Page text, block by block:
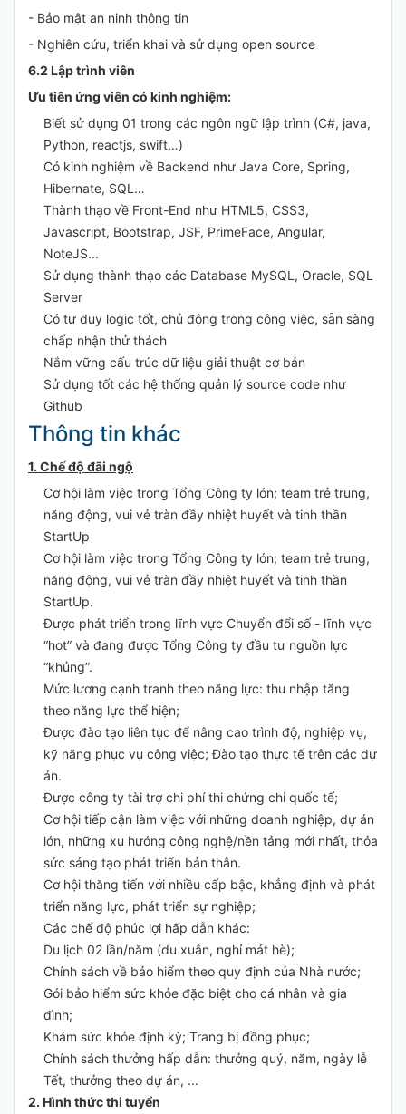
- Bảo mật an ninh thông tin
- Nghiên cứu, triển khai và sử dụng open source
6.2 Lập trình viên
Ưu tiên ứng viên có kinh nghiệm:
Biết sử dụng 01 trong các ngôn ngữ lập trình (C#, java,
Python, reactjs, swift…)
Có kinh nghiệm về Backend như Java Core, Spring,
Hibernate, SQL…
Thành thạo về Front-End như HTML5, CSS3,
Javascript, Bootstrap, JSF, PrimeFace, Angular,
NoteJS...
Sử dụng thành thạo các Database MySQL, Oracle, SQL
Server
Có tư duy logic tốt, chủ động trong công việc, sẵn sàng
chấp nhận thử thách
Nắm vững cấu trúc dữ liệu giải thuật cơ bản
Sử dụng tốt các hệ thống quản lý source code như
Github
Thông tin khác
1. Chế độ đãi ngộ
Cơ hội làm việc trong Tổng Công ty lớn; team trẻ trung,
năng động, vui vẻ tràn đầy nhiệt huyết và tinh thần
StartUp
Cơ hội làm việc trong Tổng Công ty lớn; team trẻ trung,
năng động, vui vẻ tràn đầy nhiệt huyết và tinh thần
StartUp.
Được phát triển trong lĩnh vực Chuyển đổi số - lĩnh vực
“hot” và đang được Tổng Công ty đầu tư nguồn lực
“khủng”.
Mức lương cạnh tranh theo năng lực: thu nhập tăng
theo năng lực thể hiện;
Được đào tạo liên tục để nâng cao trình độ, nghiệp vụ,
kỹ năng phục vụ công việc; Đào tạo thực tế trên các dự
án.
Được công ty tài trợ chi phí thi chứng chỉ quốc tế;
Cơ hội tiếp cận làm việc với những doanh nghiệp, dự án
lớn, những xu hướng công nghệ/nền tảng mới nhất, thỏa
sức sáng tạo phát triển bản thân.
Cơ hội thăng tiến với nhiều cấp bậc, khẳng định và phát
triển năng lực, phát triển sự nghiệp;
Các chế độ phúc lợi hấp dẫn khác:
Du lịch 02 lần/năm (du xuân, nghỉ mát hè);
Chính sách về bảo hiểm theo quy định của Nhà nước;
Gói bảo hiểm sức khỏe đặc biệt cho cá nhân và gia
đình;
Khám sức khỏe định kỳ; Trang bị đồng phục;
Chính sách thưởng hấp dẫn: thưởng quý, năm, ngày lễ
Tết, thưởng theo dự án, ...
2. Hình thức thi tuyển